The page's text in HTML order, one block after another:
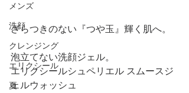
メンズ
洗顔
クレンジング
エリクシール
夏
ざらつきのない『つや玉』輝く肌へ。
泡立てない洗顔ジェル。
エリクシールシュペリエル スムースジ
ェルウォッシュ